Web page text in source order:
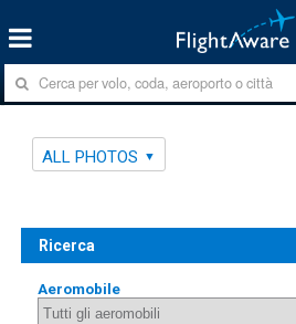
ALL PHOTOS
Ricerca
Aeromobile